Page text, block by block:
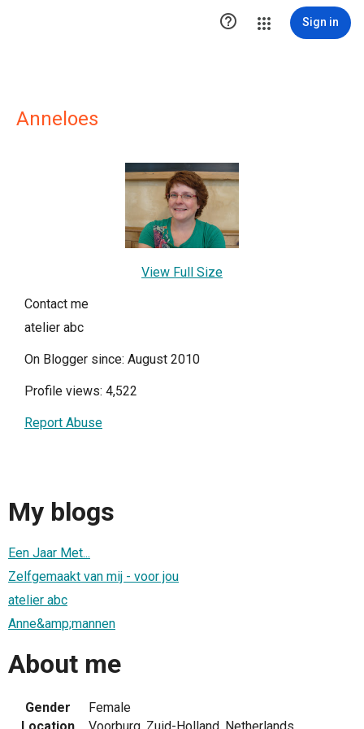
 Sign in
Anneloes
View Full Size
Contact me
atelier abc
On Blogger since: August 2010
Profile views: 4,522
Report Abuse
My blogs
Een Jaar Met...
Zelfgemaakt van mij - voor jou
atelier abc
Anne&amp;mannen
About me
Gender
Female